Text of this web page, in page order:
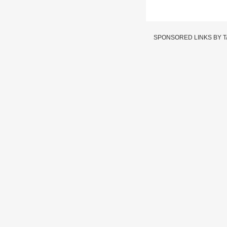
SPONSORED LINKS BY